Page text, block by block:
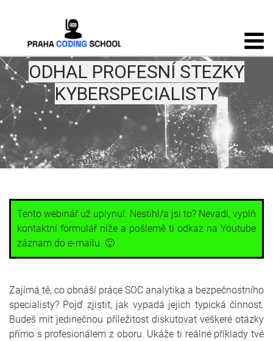
ODHAL PROFESNÍ STEZKY
KYBERSPECIALISTY
Tento webinář už uplynul. Nestihl/a jsi to? Nevadí, vyplň
kontaktní formulář níže a pošlemě ti odkaz na Youtube
záznam do e-mailu. 🙂
Zajímá tě, co obnáší práce SOC analytika a bezpečnostního
specialisty? Pojď zjistit, jak vypadá jejich typická činnost.
Budeš mít jedinečnou příležitost diskutovat veškeré otázky
přímo s profesionálem z oboru. Ukáže ti reálné příklady tvé